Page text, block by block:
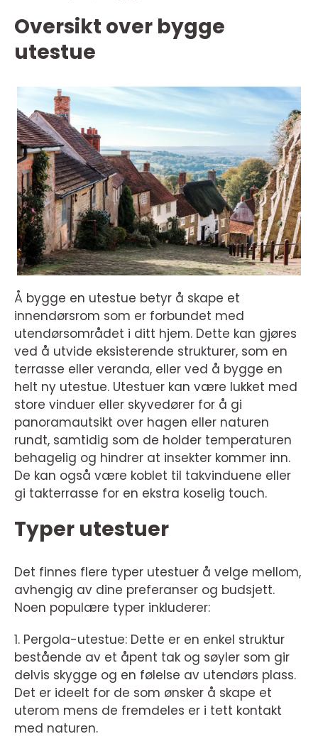
Oversikt over bygge
utestue
Å bygge en utestue betyr å skape et
innendørsrom som er forbundet med
utendørsområdet i ditt hjem. Dette kan gjøres
ved å utvide eksisterende strukturer, som en
terrasse eller veranda, eller ved å bygge en
helt ny utestue. Utestuer kan være lukket med
store vinduer eller skyvedører for å gi
panoramautsikt over hagen eller naturen
rundt, samtidig som de holder temperaturen
behagelig og hindrer at insekter kommer inn.
De kan også være koblet til takvinduene eller
gi takterrasse for en ekstra koselig touch.
Typer utestuer
Det finnes flere typer utestuer å velge mellom,
avhengig av dine preferanser og budsjett.
Noen populære typer inkluderer:
1. Pergola-utestue: Dette er en enkel struktur
bestående av et åpent tak og søyler som gir
delvis skygge og en følelse av utendørs plass.
Det er ideelt for de som ønsker å skape et
uterom mens de fremdeles er i tett kontakt
med naturen.